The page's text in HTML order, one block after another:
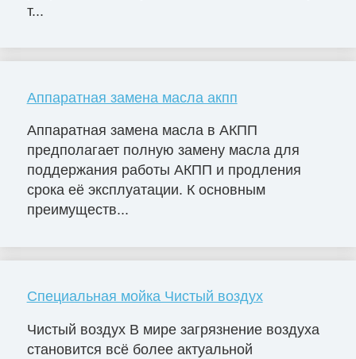
т...
Аппаратная замена масла акпп
Аппаратная замена масла в АКПП
предполагает полную замену масла для
поддержания работы АКПП и продления
срока её эксплуатации. К основным
преимуществ...
Специальная мойка Чистый воздух
Чистый воздух В мире загрязнение воздуха
становится всё более актуальной